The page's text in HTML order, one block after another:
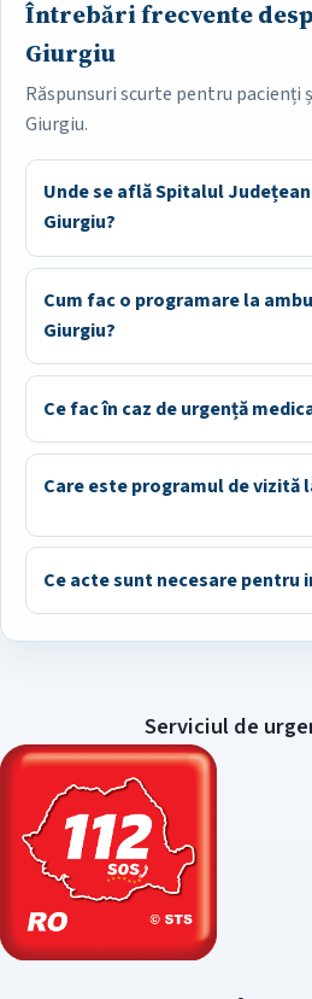
Întrebări frecvente
Giurgiu
Răspunsuri scurte pentru pacienți
Giurgiu.
Unde se află Spitalul
Giurgiu?
Cum fac o programare la
Giurgiu?
Ce fac în caz de urgență
Care este programul de vizită
Ce acte sunt necesare pentru
Serviciul de